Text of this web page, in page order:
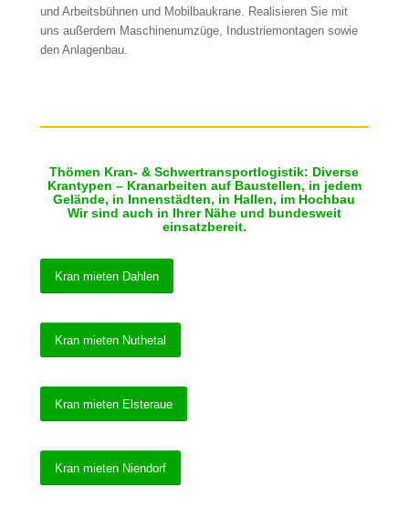
und Arbeitsbühnen und Mobilbaukrane. Realisieren Sie mit
uns außerdem Maschinenumzüge, Industriemontagen sowie
den Anlagenbau.
Thömen Kran- & Schwertransportlogistik: Diverse
Krantypen – Kranarbeiten auf Baustellen, in jedem
Gelände, in Innenstädten, in Hallen, im Hochbau
Wir sind auch in Ihrer Nähe und bundesweit
einsatzbereit.
Kran mieten Dahlen
Kran mieten Nuthetal
Kran mieten Elsteraue
Kran mieten Niendorf